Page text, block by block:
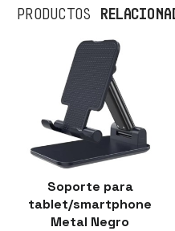
PRODUCTOS
Soporte para
tablet/smartphone
Metal Negro